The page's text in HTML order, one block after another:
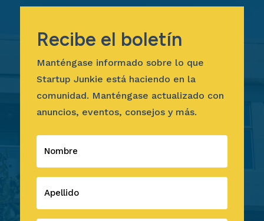
Recibe el boletín
Manténgase informado sobre lo que
Startup Junkie está haciendo en la
comunidad. Manténgase actualizado con
anuncios, eventos, consejos y más.